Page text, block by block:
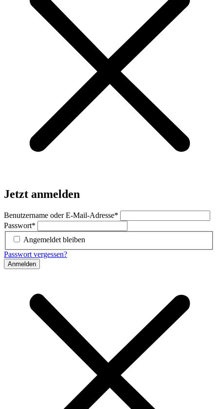
Jetzt anmelden
Benutzername oder E-Mail-Adresse*
Passwort*
Angemeldet bleiben
Passwort vergessen?
Anmelden